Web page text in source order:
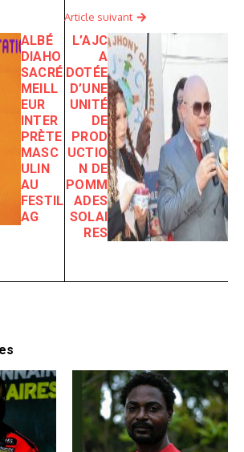
ALBÉ
DIAHO
SACRÉ
MEILL
EUR
INTER
PRÈTE
MASC
ULIN
AU
FESTIL
AG
Article suivant
L’AJC
A
DOTÉE
D’UNE
UNITÉ
DE
PROD
UCTIO
N DE
POMM
ADES
SOLAI
RES